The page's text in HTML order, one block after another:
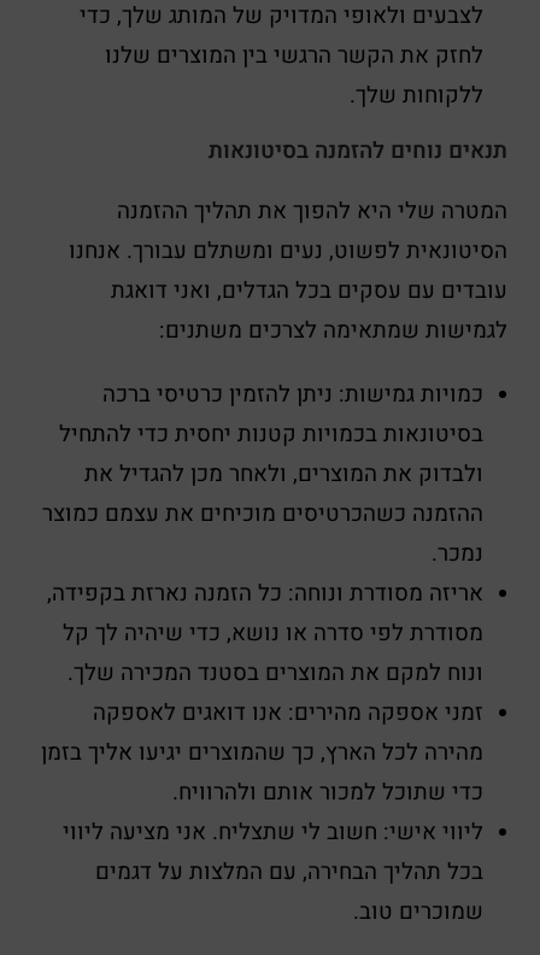
לצבעים ולאופי המדויק של המותג שלך, כדי
לחזק את הקשר הרגשי בין המוצרים שלנו
ללקוחות שלך.
תנאים נוחים להזמנה בסיטונאות
המטרה שלי היא להפוך את תהליך ההזמנה
הסיטונאית לפשוט, נעים ומשתלם עבורך. אנחנו
עובדים עם עסקים בכל הגדלים, ואני דואגת
לגמישות שמתאימה לצרכים משתנים:
כמויות גמישות: ניתן להזמין כרטיסי ברכה
בסיטונאות בכמויות קטנות יחסית כדי להתחיל
ולבדוק את המוצרים, ולאחר מכן להגדיל את
ההזמנה כשהכרטיסים מוכיחים את עצמם כמוצר
נמכר.
אריזה מסודרת ונוחה: כל הזמנה נארזת בקפידה,
מסודרת לפי סדרה או נושא, כדי שיהיה לך קל
ונוח למקם את המוצרים בסטנד המכירה שלך.
זמני אספקה מהירים: אנו דואגים לאספקה
מהירה לכל הארץ, כך שהמוצרים יגיעו אליך בזמן
כדי שתוכל למכור אותם ולהרוויח.
ליווי אישי: חשוב לי שתצליח. אני מציעה ליווי
בכל תהליך הבחירה, עם המלצות על דגמים
שמוכרים טוב.